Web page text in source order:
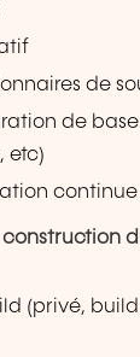
de
de
etc)
continue
(privé,